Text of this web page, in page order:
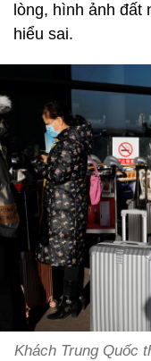
lòng, hình ảnh
hiểu sai.
Khách Trung Quốc